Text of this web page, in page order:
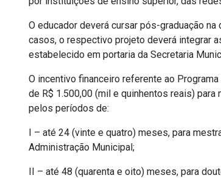
O educador deverá cursar pós-graduação
casos, o respectivo projeto deverá integrar
estabelecido em portaria da Secretaria
O incentivo financeiro referente ao
de R$ 1.500,00 (mil e quinhentos reais)
pelos períodos de:
I – até 24 (vinte e quatro) meses, para
Administração Municipal;
II – até 48 (quarenta e oito) meses, para